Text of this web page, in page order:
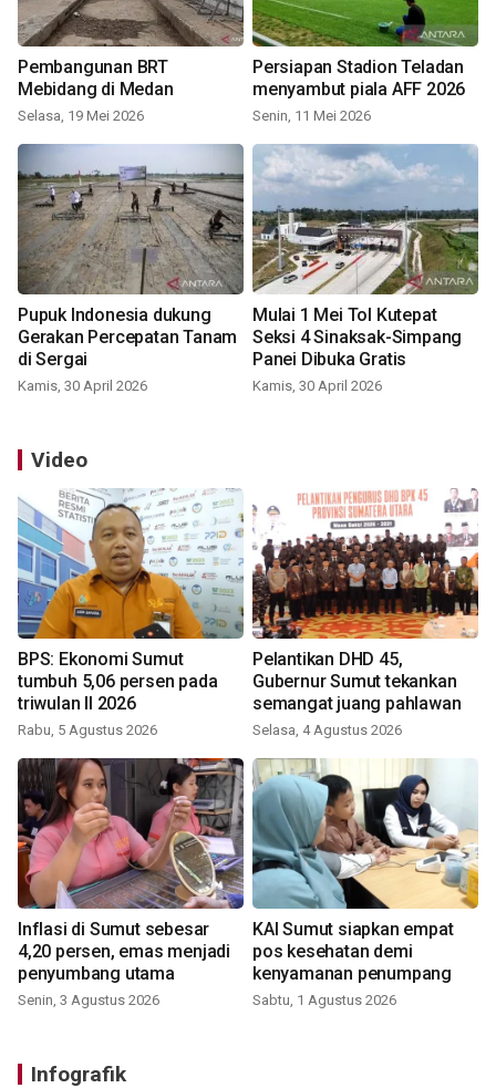
Pembangunan BRT
Mebidang di Medan
Selasa, 19 Mei 2026
Persiapan Stadion Teladan
menyambut piala AFF 2026
Senin, 11 Mei 2026
Pupuk Indonesia dukung
Gerakan Percepatan Tanam
di Sergai
Kamis, 30 April 2026
Mulai 1 Mei Tol Kutepat
Seksi 4 Sinaksak-Simpang
Panei Dibuka Gratis
Kamis, 30 April 2026
Video
BPS: Ekonomi Sumut
tumbuh 5,06 persen pada
triwulan II 2026
Rabu, 5 Agustus 2026
Pelantikan DHD 45,
Gubernur Sumut tekankan
semangat juang pahlawan
Selasa, 4 Agustus 2026
Inflasi di Sumut sebesar
4,20 persen, emas menjadi
penyumbang utama
Senin, 3 Agustus 2026
KAI Sumut siapkan empat
pos kesehatan demi
kenyamanan penumpang
Sabtu, 1 Agustus 2026
Infografik